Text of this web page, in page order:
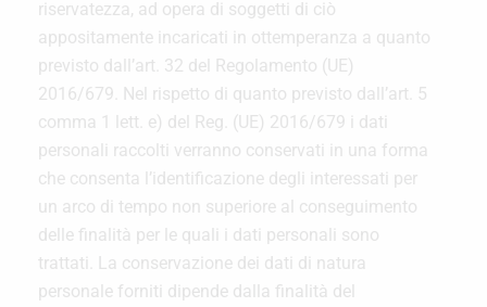
riservatezza, ad opera di soggetti di ciò
appositamente incaricati in ottemperanza a quanto
previsto dall’art. 32 del Regolamento (UE)
2016/679. Nel rispetto di quanto previsto dall’art. 5
comma 1 lett. e) del Reg. (UE) 2016/679 i dati
personali raccolti verranno conservati in una forma
che consenta l’identificazione degli interessati per
un arco di tempo non superiore al conseguimento
delle finalità per le quali i dati personali sono
trattati. La conservazione dei dati di natura
personale forniti dipende dalla finalità del